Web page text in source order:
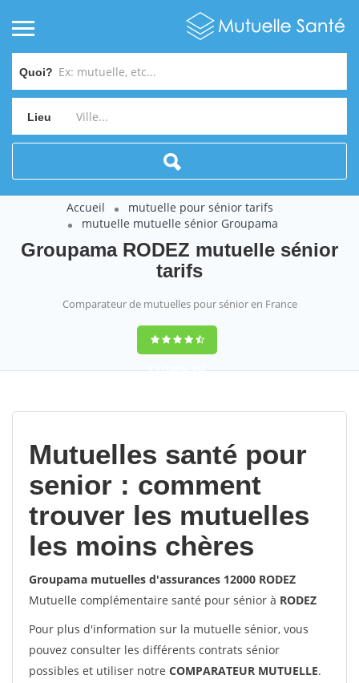
Quoi?
Lieu
Accueil
mutuelle pour sénior tarifs
mutuelle mutuelle sénior Groupama
Groupama RODEZ mutuelle sénior
tarifs
Comparateur de mutuelles pour sénior en France
9,2(100%)452
Mutuelles santé pour
senior : comment
trouver les mutuelles
les moins chères
Groupama mutuelles d'assurances 12000 RODEZ
Mutuelle complémentaire santé pour sénior à RODEZ
Pour plus d'information sur la mutuelle sénior, vous
pouvez consulter les différents contrats sénior
possibles et utiliser notre COMPARATEUR MUTUELLE.